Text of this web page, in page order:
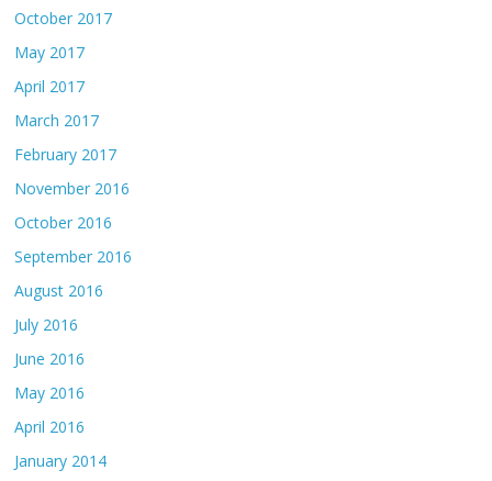
October 2017
May 2017
April 2017
March 2017
February 2017
November 2016
October 2016
September 2016
August 2016
July 2016
June 2016
May 2016
April 2016
January 2014